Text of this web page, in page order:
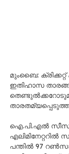
മുംബൈ:
ഇതിഹാസ
ഐ.പി.എൽ
പന്തിൽ 97